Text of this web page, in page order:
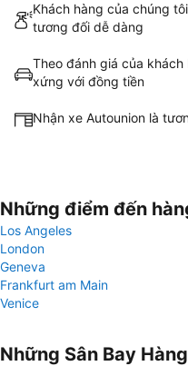
Khách hàng của chúng
tương đối dễ dàng
Theo đánh giá của
xứng với đồng tiền
Nhận xe Autounion là
Những điểm đến
Los Angeles
London
Geneva
Frankfurt am Main
Venice
Những Sân Bay